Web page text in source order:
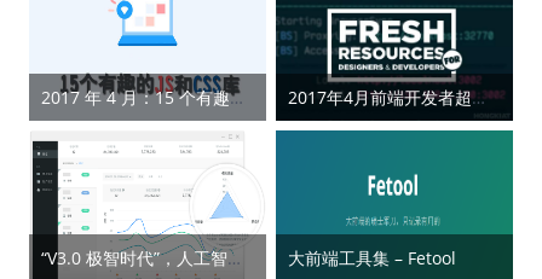
2017 年 4 月：15 个有趣的 JS 和 CSS 库 2017年4月前端开发者超实用干货大合集
“V3.0 极智时代”，人工智能改变验证码时代 大前端工具集 – Fetool